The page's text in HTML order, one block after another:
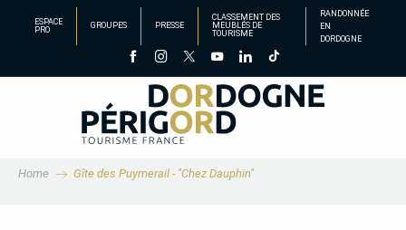
principal
ESPACE
PRO
GROUPES PRESSE
CLASSEMENT DES
MEUBLÉS DE
TOURISME
RANDONNÉE
EN
DORDOGNE
Home Gîte des Puymerail - "Chez Dauphin"